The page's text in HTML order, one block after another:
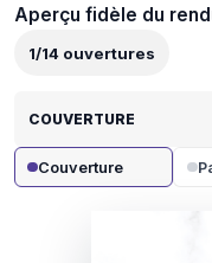
Aperçu fidèle du
1/14 ouvertures
COUVERTURE
Couverture